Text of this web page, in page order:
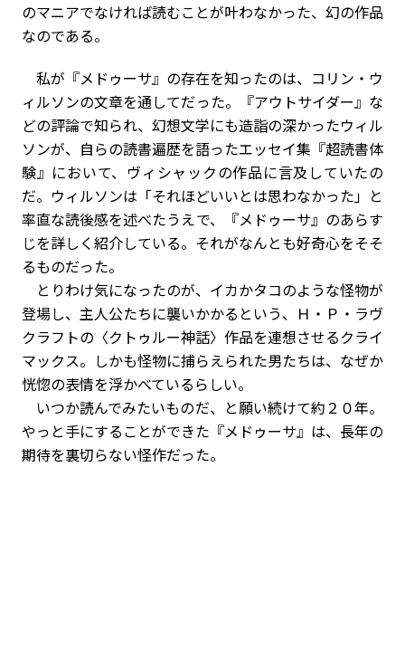
のマニアでなければ読むことが叶わなかった、幻の作品
なのである。
私が『メドゥーサ』の存在を知ったのは、コリン・ウ
ィルソンの文章を通してだった。『アウトサイダー』な
どの評論で知られ、幻想文学にも造詣の深かったウィル
ソンが、自らの読書遍歴を語ったエッセイ集『超読書体
験』において、ヴィシャックの作品に言及していたの
だ。ウィルソンは「それほどいいとは思わなかった」と
率直な読後感を述べたうえで、『メドゥーサ』のあらす
じを詳しく紹介している。それがなんとも好奇心をそそ
るものだった。
とりわけ気になったのが、イカかタコのような怪物が
登場し、主人公たちに襲いかかるという、Ｈ・Ｐ・ラヴ
クラフトの〈クトゥルー神話〉作品を連想させるクライ
マックス。しかも怪物に捕らえられた男たちは、なぜか
恍惚の表情を浮かべているらしい。
いつか読んでみたいものだ、と願い続けて約２０年。
やっと手にすることができた『メドゥーサ』は、長年の
期待を裏切らない怪作だった。